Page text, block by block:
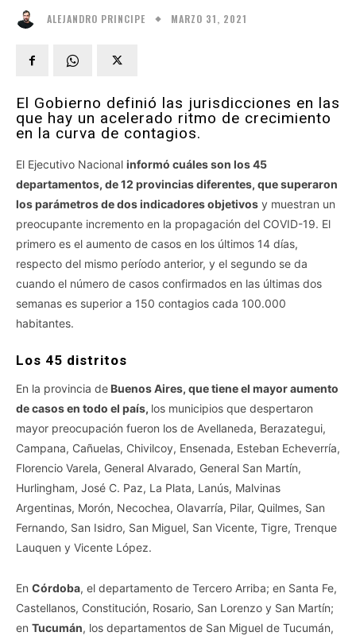
ALEJANDRO PRINCIPE MARZO 31, 2021
El Gobierno definió las jurisdicciones en las
que hay un acelerado ritmo de crecimiento
en la curva de contagios.
El Ejecutivo Nacional informó cuáles son los 45
departamentos, de 12 provincias diferentes, que superaron
los parámetros de dos indicadores objetivos y muestran un
preocupante incremento en la propagación del COVID-19. El
primero es el aumento de casos en los últimos 14 días,
respecto del mismo período anterior, y el segundo se da
cuando el número de casos confirmados en las últimas dos
semanas es superior a 150 contagios cada 100.000
habitantes.
Los 45 distritos
En la provincia de Buenos Aires, que tiene el mayor aumento
de casos en todo el país, los municipios que despertaron
mayor preocupación fueron los de Avellaneda, Berazategui,
Campana, Cañuelas, Chivilcoy, Ensenada, Esteban Echeverría,
Florencio Varela, General Alvarado, General San Martín,
Hurlingham, José C. Paz, La Plata, Lanús, Malvinas
Argentinas, Morón, Necochea, Olavarría, Pilar, Quilmes, San
Fernando, San Isidro, San Miguel, San Vicente, Tigre, Trenque
Lauquen y Vicente López.
En Córdoba, el departamento de Tercero Arriba; en Santa Fe,
Castellanos, Constitución, Rosario, San Lorenzo y San Martín;
en Tucumán, los departamentos de San Miguel de Tucumán,